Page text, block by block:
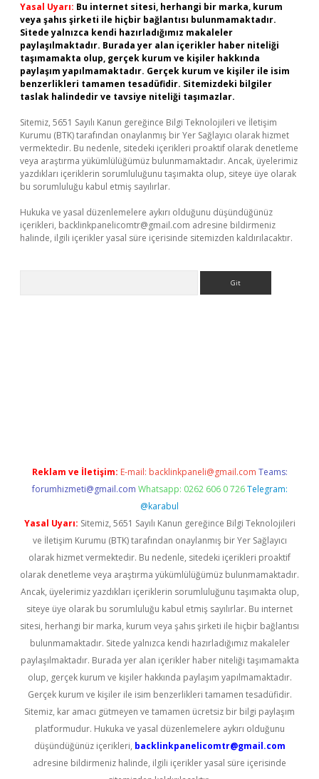
Yasal Uyarı: Bu internet sitesi, herhangi bir marka, kurum
veya şahıs şirketi ile hiçbir bağlantısı bulunmamaktadır.
Sitede yalnızca kendi hazırladığımız makaleler
paylaşılmaktadır. Burada yer alan içerikler haber niteliği
taşımamakta olup, gerçek kurum ve kişiler hakkında
paylaşım yapılmamaktadır. Gerçek kurum ve kişiler ile isim
benzerlikleri tamamen tesadüfidir. Sitemizdeki bilgiler
taslak halindedir ve tavsiye niteliği taşımazlar.
Sitemiz, 5651 Sayılı Kanun gereğince Bilgi Teknolojileri ve İletişim
Kurumu (BTK) tarafından onaylanmış bir Yer Sağlayıcı olarak hizmet
vermektedir. Bu nedenle, sitedeki içerikleri proaktif olarak denetleme
veya araştırma yükümlülüğümüz bulunmamaktadır. Ancak, üyelerimiz
yazdıkları içeriklerin sorumluluğunu taşımakta olup, siteye üye olarak
bu sorumluluğu kabul etmiş sayılırlar.
Hukuka ve yasal düzenlemelere aykırı olduğunu düşündüğünüz
içerikleri, backlinkpanelicomtr@gmail.com adresine bildirmeniz
halinde, ilgili içerikler yasal süre içerisinde sitemizden kaldırılacaktır.
Reklam ve İletişim: E-mail: backlinkpaneli@gmail.com Teams:
forumhizmeti@gmail.com Whatsapp: 0262 606 0 726 Telegram:
@karabul
Yasal Uyarı: Sitemiz, 5651 Sayılı Kanun gereğince Bilgi Teknolojileri
ve İletişim Kurumu (BTK) tarafından onaylanmış bir Yer Sağlayıcı
olarak hizmet vermektedir. Bu nedenle, sitedeki içerikleri proaktif
olarak denetleme veya araştırma yükümlülüğümüz bulunmamaktadır.
Ancak, üyelerimiz yazdıkları içeriklerin sorumluluğunu taşımakta olup,
siteye üye olarak bu sorumluluğu kabul etmiş sayılırlar. Bu internet
sitesi, herhangi bir marka, kurum veya şahıs şirketi ile hiçbir bağlantısı
bulunmamaktadır. Sitede yalnızca kendi hazırladığımız makaleler
paylaşılmaktadır. Burada yer alan içerikler haber niteliği taşımamakta
olup, gerçek kurum ve kişiler hakkında paylaşım yapılmamaktadır.
Gerçek kurum ve kişiler ile isim benzerlikleri tamamen tesadüfidir.
Sitemiz, kar amacı gütmeyen ve tamamen ücretsiz bir bilgi paylaşım
platformudur. Hukuka ve yasal düzenlemelere aykırı olduğunu
düşündüğünüz içerikleri, backlinkpanelicomtr@gmail.com
adresine bildirmeniz halinde, ilgili içerikler yasal süre içerisinde